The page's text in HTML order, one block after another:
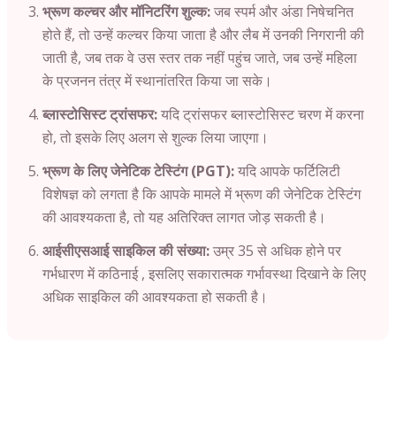
भ्रूण कल्चर और मॉनिटरिंग शुल्क:जब स्पर्म और अंडा निषेचनित
होते हैं, तो उन्हें कल्चर किया जाता है और लैब में उनकी निगरानी की
जाती है, जब तक वे उस स्तर तक नहीं पहुंच जाते, जब उन्हें महिला
के प्रजनन तंत्र में स्थानांतरित किया जा सके।
ब्लास्टोसिस्ट ट्रांसफर:यदि ट्रांसफर ब्लास्टोसिस्ट चरण में करना
हो, तो इसके लिए अलग से शुल्क लिया जाएगा।
भ्रूण के लिए जेनेटिक टेस्टिंग (PGT):यदि आपके फर्टिलिटी
विशेषज्ञ को लगता है कि आपके मामले में भ्रूण की जेनेटिक टेस्टिंग
की आवश्यकता है, तो यह अतिरिक्त लागत जोड़ सकती है।
आईसीएसआई साइकिल की संख्या:उम्र 35 से अधिक होने पर
गर्भधारण में कठिनाई , इसलिए सकारात्मक गर्भावस्था दिखाने के लिए
अधिक साइकिल की आवश्यकता हो सकती है।